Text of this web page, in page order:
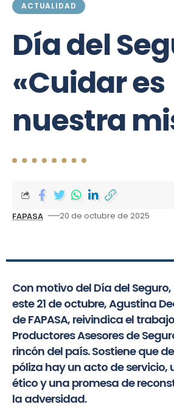
ACTUALIDAD
Día del
«Cuidar es
nuestra
FAPASA 20 de octubre de 2025
Con motivo del Día del
este 21 de octubre, Agustina
de FAPASA, reivindica el
Productores Asesores de
rincón del país. Sostiene que
póliza hay un acto de servicio,
ético y una promesa de
la adversidad.